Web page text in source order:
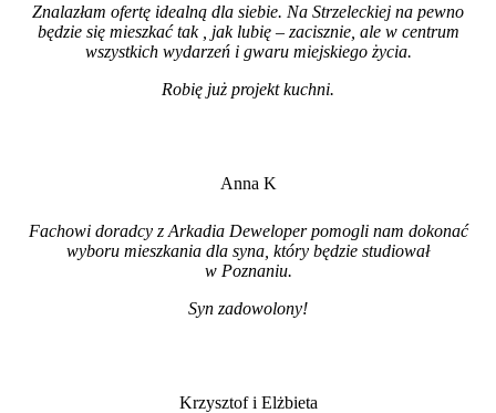
Znalazłam ofertę idealną dla siebie. Na Strzeleckiej na pewno
będzie się mieszkać tak , jak lubię – zacisznie, ale w centrum
wszystkich wydarzeń i gwaru miejskiego życia.
Robię już projekt kuchni.
Anna K
Fachowi doradcy z Arkadia Deweloper pomogli nam dokonać
wyboru mieszkania dla syna, który będzie studiował
w Poznaniu.
Syn zadowolony!
Krzysztof i Elżbieta